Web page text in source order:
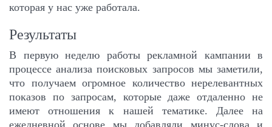
которая у нас уже работала.
Результаты
В первую неделю работы рекламной кампании в
процессе анализа поисковых запросов мы заметили,
что получаем огромное количество нерелевантных
показов по запросам, которые даже отдаленно не
имеют отношения к нашей тематике. Далее на
ежедневной основе мы добавляли минус-слова и